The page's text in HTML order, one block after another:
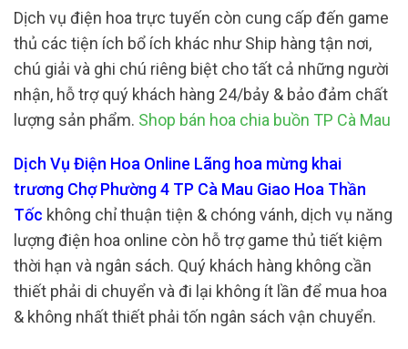
Dịch vụ điện hoa trực tuyến còn cung cấp đến game
thủ các tiện ích bổ ích khác như Ship hàng tận nơi,
chú giải và ghi chú riêng biệt cho tất cả những người
nhận, hỗ trợ quý khách hàng 24/bảy & bảo đảm chất
lượng sản phẩm. Shop bán hoa chia buồn TP Cà Mau
Dịch Vụ Điện Hoa Online Lãng hoa mừng khai
trương Chợ Phường 4 TP Cà Mau Giao Hoa Thần
Tốc không chỉ thuận tiện & chóng vánh, dịch vụ năng
lượng điện hoa online còn hỗ trợ game thủ tiết kiệm
thời hạn và ngân sách. Quý khách hàng không cần
thiết phải di chuyển và đi lại không ít lần để mua hoa
& không nhất thiết phải tốn ngân sách vận chuyển.